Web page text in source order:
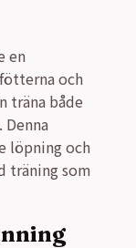
en
och
träna både
löpning och
träning som